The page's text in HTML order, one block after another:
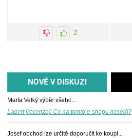
2
NOVĚ V DISKUZI
Marta Velký výběr všeho...
Lapert [recenze]: Co na tomto e-shopu nesedí?
Josefobchod lze určitě doporučit ke koupi...